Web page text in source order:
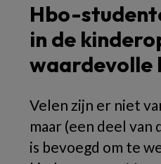
Hbo-
in de
waardevolle
Velen zijn er niet
maar (een deel
is bevoegd om te